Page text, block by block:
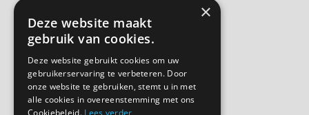
Shortlease
Over ons
Contact
Bel ons
×
Deze website maakt
gebruik van cookies.
Deze website gebruikt cookies om uw
gebruikerservaring te verbeteren. Door
onze website te gebruiken, stemt u in met
alle cookies in overeenstemming met ons
Cookiebeleid. Lees verder